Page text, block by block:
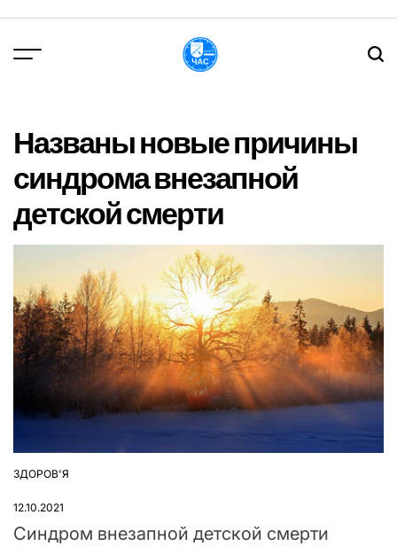
вмісту
Названы новые причины
синдрома внезапной
детской смерти
ОПУБЛІКУВАТИ
ЗДОРОВ'Я
12.10.2021
Синдром внезапной детской смерти